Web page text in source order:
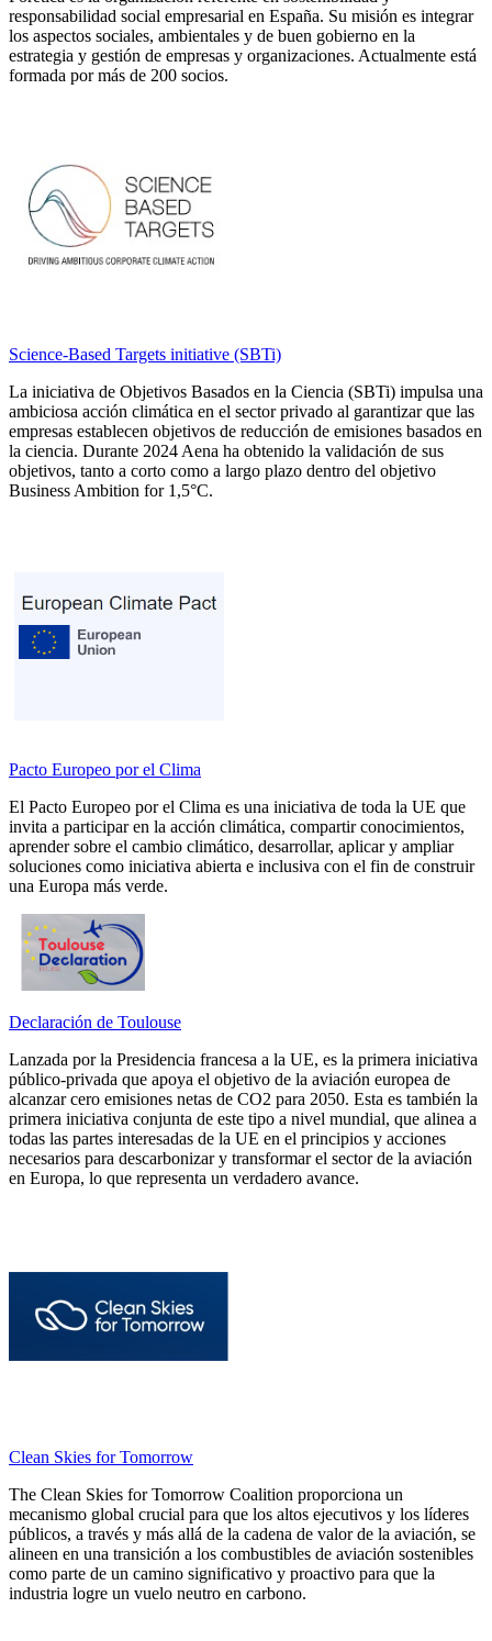
responsabilidad social empresarial en España. Su misión es integrar
los aspectos sociales, ambientales y de buen gobierno en la
estrategia y gestión de empresas y organizaciones. Actualmente está
formada por más de 200 socios.
Science-Based Targets initiative (SBTi)
La iniciativa de Objetivos Basados en la Ciencia (SBTi) impulsa una
ambiciosa acción climática en el sector privado al garantizar que las
empresas establecen objetivos de reducción de emisiones basados en
la ciencia. Durante 2024 Aena ha obtenido la validación de sus
objetivos, tanto a corto como a largo plazo dentro del objetivo
Business Ambition for 1,5°C.
Pacto Europeo por el Clima
El Pacto Europeo por el Clima es una iniciativa de toda la UE que
invita a participar en la acción climática, compartir conocimientos,
aprender sobre el cambio climático, desarrollar, aplicar y ampliar
soluciones como iniciativa abierta e inclusiva con el fin de construir
una Europa más verde.
Declaración de Toulouse
Lanzada por la Presidencia francesa a la UE, es la primera iniciativa
público-privada que apoya el objetivo de la aviación europea de
alcanzar cero emisiones netas de CO2 para 2050. Esta es también la
primera iniciativa conjunta de este tipo a nivel mundial, que alinea a
todas las partes interesadas de la UE en el principios y acciones
necesarios para descarbonizar y transformar el sector de la aviación
en Europa, lo que representa un verdadero avance.
Clean Skies for Tomorrow
The Clean Skies for Tomorrow Coalition proporciona un
mecanismo global crucial para que los altos ejecutivos y los líderes
públicos, a través y más allá de la cadena de valor de la aviación, se
alineen en una transición a los combustibles de aviación sostenibles
como parte de un camino significativo y proactivo para que la
industria logre un vuelo neutro en carbono.